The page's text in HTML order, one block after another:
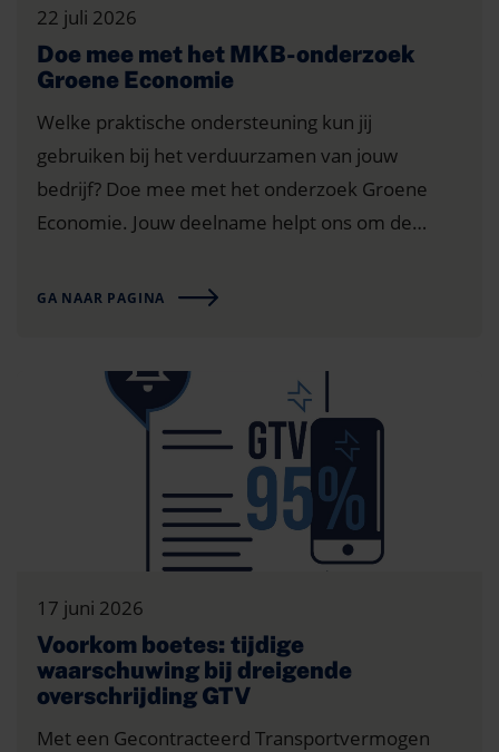
22 juli 2026
Doe mee met het MKB-onderzoek
Groene Economie
Welke praktische ondersteuning kun jij
gebruiken bij het verduurzamen van jouw
bedrijf? Doe mee met het onderzoek Groene
Economie. Jouw deelname helpt ons om de
beter te laten horen. Met dit onderzoek brengen
GA NAAR PAGINA
17 juni 2026
Voorkom boetes: tijdige
waarschuwing bij dreigende
overschrijding GTV
Met een Gecontracteerd Transportvermogen